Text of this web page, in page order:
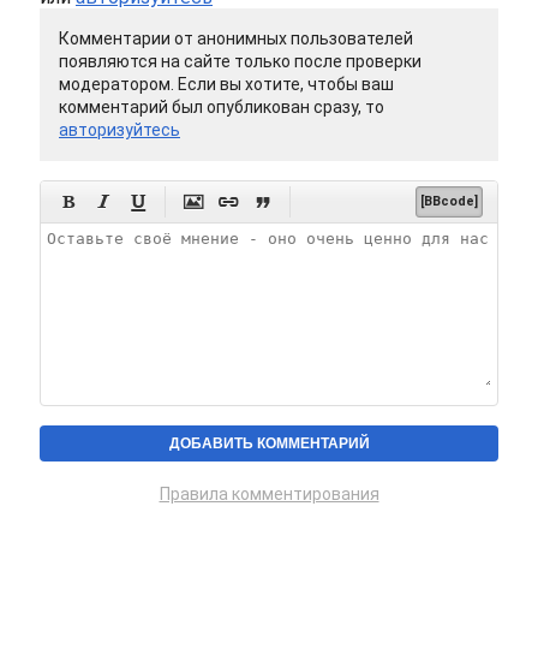
Комментарии от анонимных пользователей
появляются на сайте только после проверки
модератором. Если вы хотите, чтобы ваш
комментарий был опубликован сразу, то
авторизуйтесь
      [BBcode]
Правила комментирования